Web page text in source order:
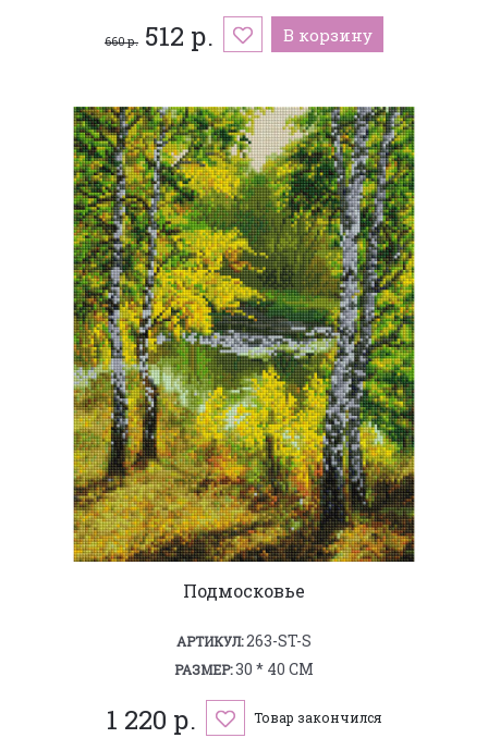
660 р. 512 р. В корзину
Подмосковье
АРТИКУЛ:263-ST-S
РАЗМЕР:30 * 40 СМ
1 220 р. Товар закончился